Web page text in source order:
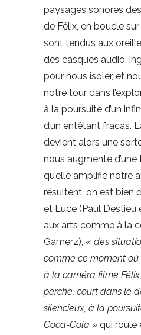
paysages sonores
de Félix, en boucle
sont tendus aux
des casques audio,
pour nous isoler, et
notre tour dans
à la poursuite d’un
d’un entêtant fracas.
devient alors une
nous augmente
qu’elle amplifie notre
résultent, on est bien
et Luce (Paul Destieu
aux arts comme à la
Gamerz), « des
comme ce moment où
à la caméra filme
perche, court dans le
silencieux, à la
Coca-Cola » qui roule